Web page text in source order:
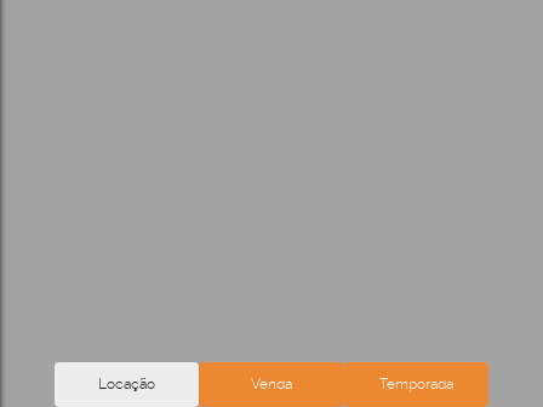
Locação Venda Temporada